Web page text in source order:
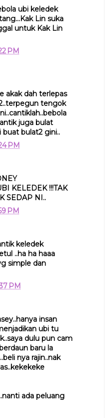
ubi keledek
Lin suka
untuk Kak Lin
PM
akak dah terlepas
tengok
juga bulat
buat bulat2 gini..
PM
KELEDEK !!!TAK
SEDAP NI..
PM
keledek
..ha ha haaa
simple dan
PM
insan
ubi tu
dulu pun cam
baru la
nya rajin..nak
ada peluang